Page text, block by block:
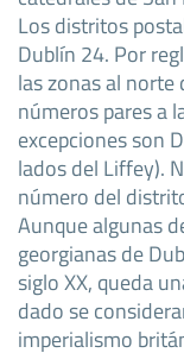
Los distritos
Dublín 24. Por
las zonas al
números pares a
excepciones son
lados del Liffey).
número del
Aunque algunas
georgianas de
siglo XX, queda
dado se
imperialismo